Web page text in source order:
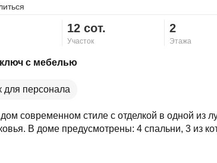
ссылку
12 сот.
Участок
2
Этажа
с мебелью
для персонала
современном стиле с отделкой в одной из
В доме предусмотрены: 4 спальни, 3 из